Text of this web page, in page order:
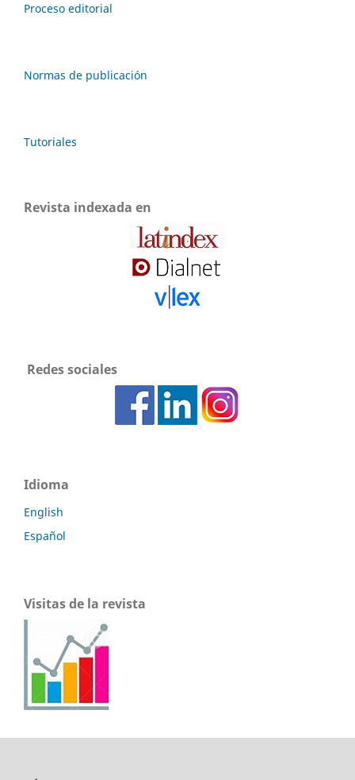
Proceso editorial
Normas de publicación
Tutoriales
Revista indexada en
Redes sociales
Idioma
English
Español
Visitas de la revista